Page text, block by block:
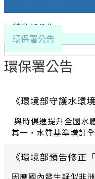
勞動部公告
環保署公告
環保署公告
《環境部守護水環
與時俱進提升全國水
其一，水質基準增訂
《環境部預告修正